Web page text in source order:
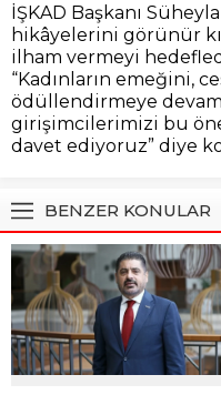
İŞKAD Başkanı
hikâyelerini görünür
ilham vermeyi
“Kadınların emeğini,
ödüllendirmeye
girişimcilerimizi bu
davet ediyoruz” diye
BENZER KONULAR